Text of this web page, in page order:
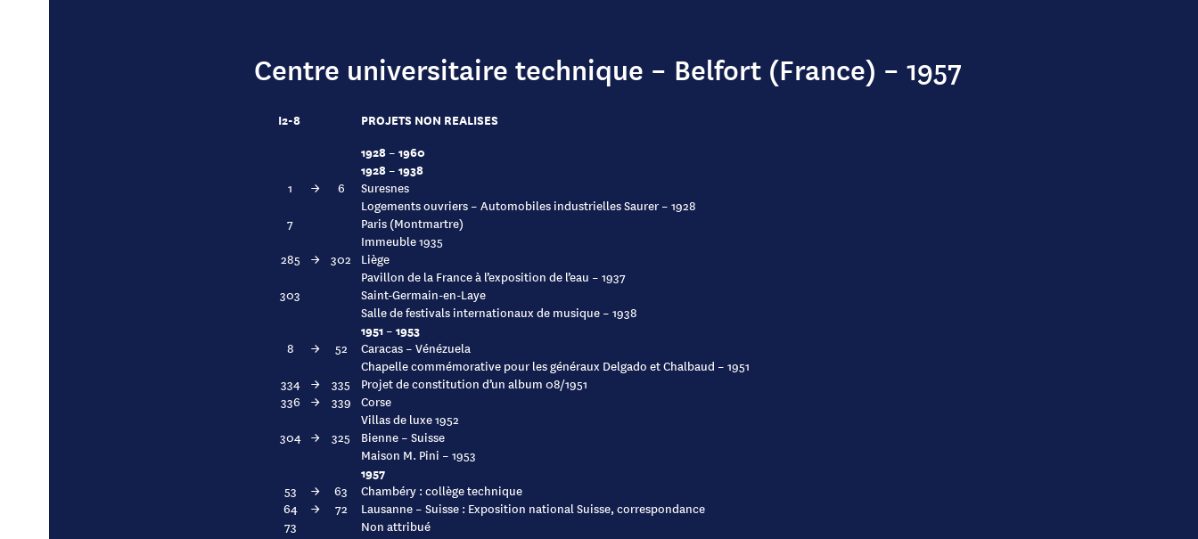
Centre universitaire technique – Belfort (France) – 1957
I2-8
PROJETS NON REALISES
1928 – 1960
1928 – 1938
1 → 6
Suresnes
Logements ouvriers – Automobiles industrielles Saurer – 1928
7
Paris (Montmartre)
Immeuble 1935
285
→ 302 Liège
Pavillon de la France à l’exposition de l’eau – 1937
303
Saint-Germain-en-Laye
Salle de festivals internationaux de musique – 1938
1951 – 1953
8 → 52
Caracas – Vénézuela
Chapelle commémorative pour les généraux Delgado et Chalbaud – 1951
334
→ 335
Projet de constitution d’un album 08/1951
336
→ 339 Corse
Villas de luxe 1952
304 → 325
Bienne – Suisse
Maison M. Pini – 1953
1957
53 → 63
Chambéry : collège technique
64
→ 72
Lausanne – Suisse : Exposition national Suisse, correspondance
73
Non attribué